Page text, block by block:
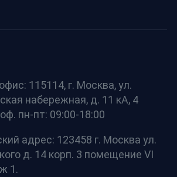
115114, г. Москва, ул.
набережная, д. 11 кА, 4
пн-пт: 09:00-18:00
адрес: 123458 г. Москва ул.
д. 14 корп. 3 помещение VI
1.